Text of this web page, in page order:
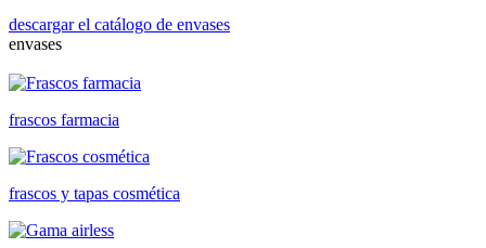
descargar el catálogo de envases
envases
frascos farmacia
frascos y tapas cosmética